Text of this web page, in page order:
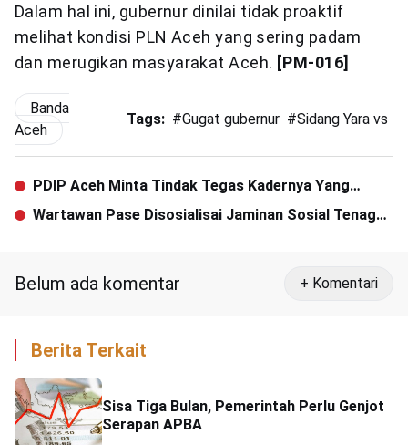
Dalam hal ini, gubernur dinilai tidak proaktif
melihat kondisi PLN Aceh yang sering padam
dan merugikan masyarakat Aceh. [PM-016]
Banda
Aceh
Tags: #Gugat gubernur #Sidang Yara vs
PDIP Aceh Minta Tindak Tegas Kadernya Yang
Meresahkan Masyarakat
Wartawan Pase Disosialisai Jaminan Sosial Tenaga
Belum ada komentar + Komentari
Berita Terkait
Sisa Tiga Bulan, Pemerintah Perlu Genjot
Serapan APBA